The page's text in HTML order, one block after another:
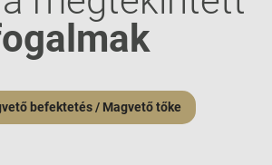
befektetés / Magvető tőke